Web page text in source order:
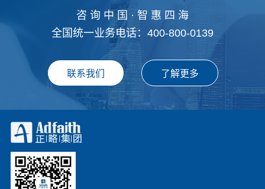
咨 询 中 国 · 智 惠 四 海
全国统一业务电话：400-800-0139